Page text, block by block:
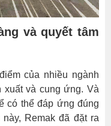
và quyết tâm
của nhiều ngành
xuất và cung ứng. Và
có thể đáp ứng đúng
Remak đã đặt ra